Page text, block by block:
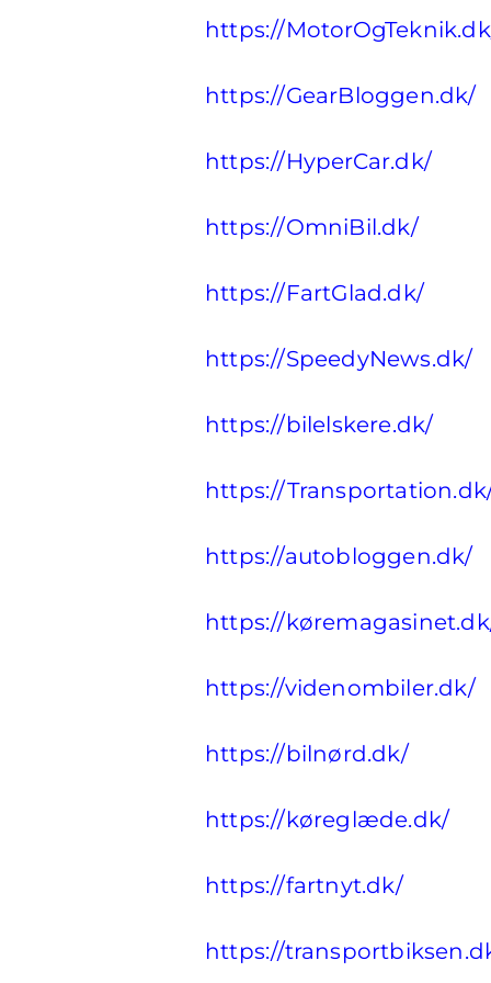
https://
https://GearBloggen.dk/
https://HyperCar.dk/
https://OmniBil.dk/
https://FartGlad.dk/
https://SpeedyNews.dk/
https://bilelskere.dk/
https://
https://autobloggen.dk/
https://
https://videnombiler.dk/
https://bilnørd.dk/
https://køreglæde.dk/
https://fartnyt.dk/
https://